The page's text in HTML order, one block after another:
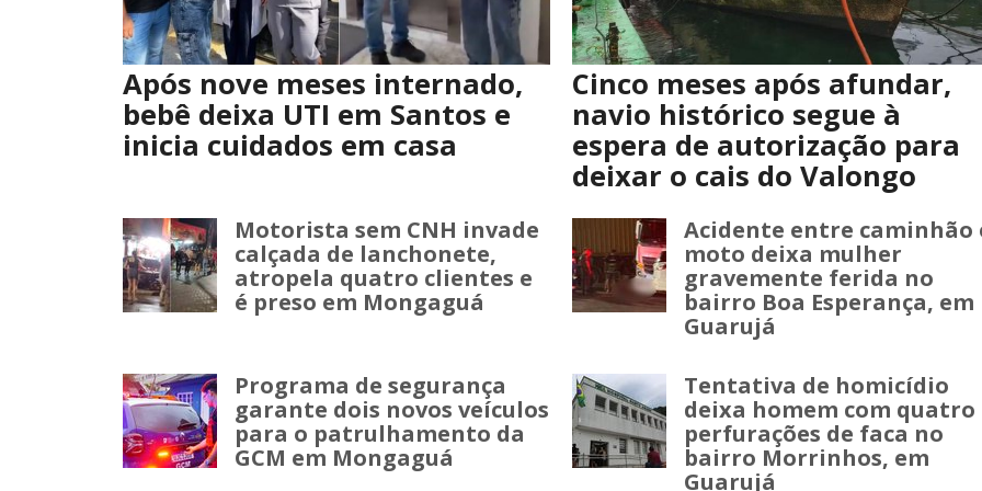
Após nove meses internado,
bebê deixa UTI em Santos e
inicia cuidados em casa
Cinco meses após afundar,
navio histórico segue à
espera de autorização para
deixar o cais do Valongo
Motorista sem CNH invade
calçada de lanchonete,
atropela quatro clientes e
é preso em Mongaguá
Acidente entre caminhão
moto deixa mulher
gravemente ferida no
bairro Boa Esperança, em
Guarujá
Programa de segurança
garante dois novos veículos
para o patrulhamento da
GCM em Mongaguá
Tentativa de homicídio
deixa homem com quatro
perfurações de faca no
bairro Morrinhos, em
Guarujá